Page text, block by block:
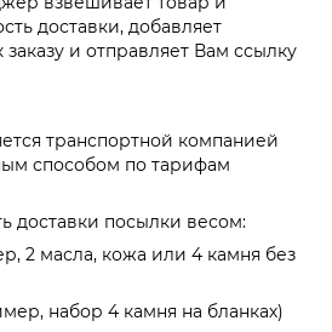
доставки, добавляет
заказу и отправляет Вам ссылку
транспортной компанией
способом по тарифам
доставки посылки весом:
2 масла, кожа или 4 камня без
набор 4 камня на бланках)